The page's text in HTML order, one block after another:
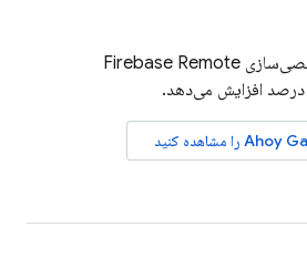
Firebase Remote